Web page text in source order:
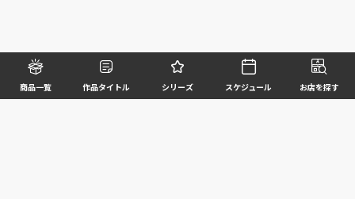
商品一覧 作品タイトル シリーズ スケジュール お店を探す